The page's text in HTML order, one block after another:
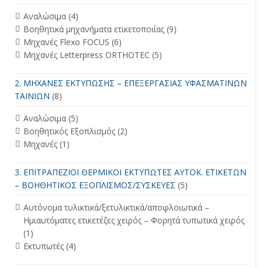
Αναλώσιμα (4)
Βοηθητικά μηχανήματα ετικετοποιίας (9)
Μηχανές Flexo FOCUS (6)
Μηχανές Letterpress ORTHOTEC (5)
2. ΜΗΧΑΝΕΣ ΕΚΤΥΠΩΣΗΣ – ΕΠΕΞΕΡΓΑΣΙΑΣ ΥΦΑΣΜΑΤΙΝΩΝ
ΤΑΙΝΙΩΝ (8)
Αναλώσιμα (5)
Βοηθητικός Εξοπλισμός (2)
Μηχανές (1)
3. ΕΠΙΤΡΑΠΕΖΙΟΙ ΘΕΡΜΙΚΟΙ ΕΚΤΥΠΩΤΕΣ ΑΥΤΟΚ. ΕΤΙΚΕΤΩΝ
– ΒΟΗΘΗΤΙΚΟΣ ΕΞΟΠΛΙΣΜΟΣ/ΣΥΣΚΕΥΕΣ (5)
Αυτόνομα τυλικτικά/ξετυλικτικά/αποφλοιωτικά –
Ημιαυτόματες ετικετέζες χειρός – Φορητά τυπωτικά χειρός
(1)
Εκτυπωτές (4)